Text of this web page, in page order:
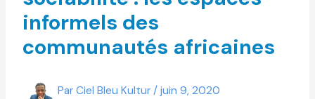
informels des
communautés africaines
ParCiel Bleu Kultur/juin 9, 2020